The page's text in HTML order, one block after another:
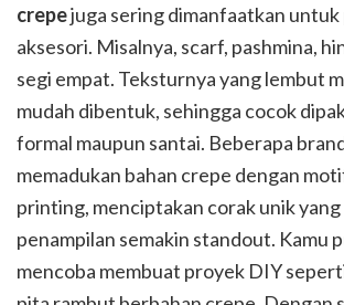
crepejuga sering dimanfaatkan
aksesori. Misalnya, scarf, pashmina,
segi empat. Teksturnya yang lembut
mudah dibentuk, sehingga cocok
formal maupun santai. Beberapa
memadukan bahan crepe dengan
printing, menciptakan corak unik
penampilan semakin standout. Kamu
mencoba membuat proyek DIY